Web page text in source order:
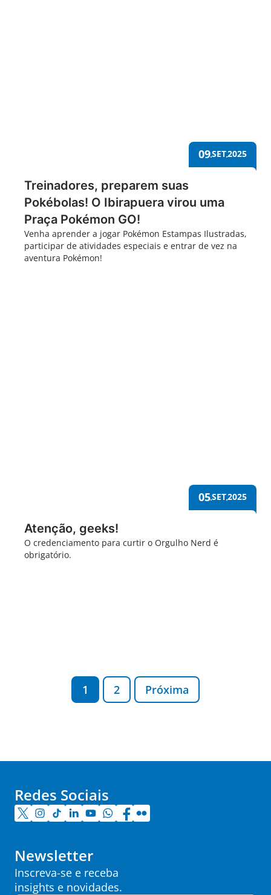
09SET2025
Treinadores, preparem suas
Pokébolas! O Ibirapuera virou uma
Praça Pokémon GO!
Venha aprender a jogar Pokémon Estampas Ilustradas,
participar de atividades especiais e entrar de vez na
aventura Pokémon!
05SET2025
Atenção, geeks!
O credenciamento para curtir o Orgulho Nerd é
obrigatório.
1 2 Próxima
Redes Sociais
Newsletter
Inscreva-se e receba
insights e novidades.